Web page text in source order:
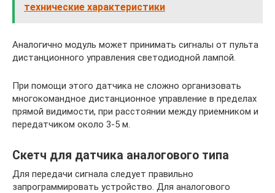
технические характеристики
Аналогично модуль может принимать сигналы от пульта
дистанционного управления светодиодной лампой.
При помощи этого датчика не сложно организовать
многокомандное дистанционное управление в пределах
прямой видимости, при расстоянии между приемником и
передатчиком около 3-5 м.
Скетч для датчика аналогового типа
Для передачи сигнала следует правильно
запрограммировать устройство. Для аналогового